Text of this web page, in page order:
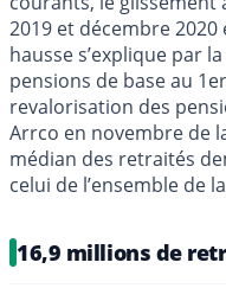
2019 et décembre
hausse s’explique par
pensions de base au
revalorisation des
Arrco en novembre de
médian des retraités
celui de l’ensemble de
16,9 millions de